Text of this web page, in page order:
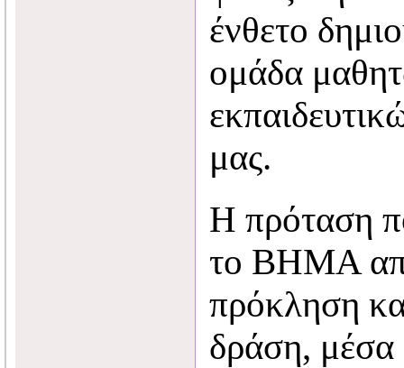
ένθετο
ομάδα
μας.
Η πρόταση
το ΒΗΜΑ
πρόκληση
δράση, μέσα